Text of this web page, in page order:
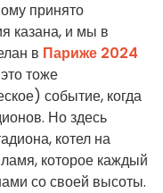
принято
казана, и мы в
в Париже 2024
тоже
событие, когда
Но здесь
котел на
которое каждый
со своей высоты.